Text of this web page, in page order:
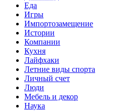
Еда
Игры
Импортозамещение
Истории
Компании
Кухня
Лайфхаки
Летние виды спорта
Личный счет
Люди
Мебель и декор
Наука